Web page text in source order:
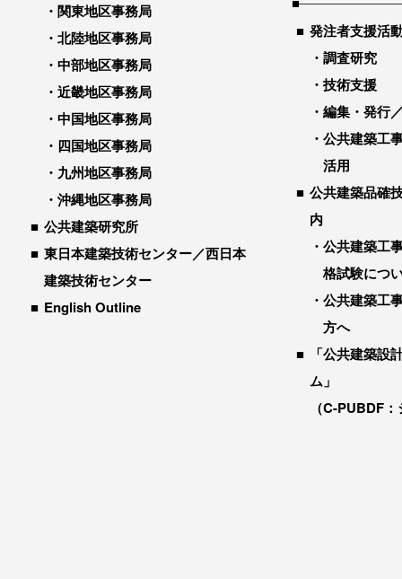
関東地区事務局
北陸地区事務局
中部地区事務局
近畿地区事務局
中国地区事務局
四国地区事務局
九州地区事務局
沖縄地区事務局
公共建築研究所
東日本建築技術センター／西日本
建築技術センター
English Outline
発注者支援活
調査研究
技術支援
編集・発行
公共建築工
活用
公共建築品確
内
公共建築工
格試験につ
公共建築工
方へ
「公共建築設
ム」
（C-PUBDF